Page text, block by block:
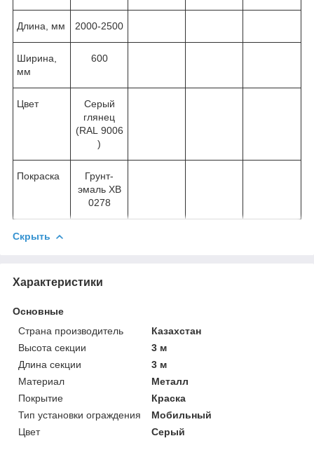
Длина, мм 2000-2500
Ширина,
мм
600
Цвет
Серый
глянец
(RAL 9006
)
Покраска
Грунт-
эмаль ХВ
0278
Скрыть
Характеристики
Основные
Страна производитель
Казахстан
Высота секции
3 м
Длина секции
3 м
Материал
Металл
Покрытие
Краска
Тип установки ограждения
Мобильный
Цвет
Серый